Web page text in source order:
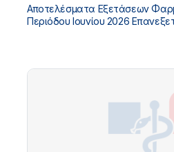
Αποτελέσματα Εξετάσεων
Περιόδου Ιουνίου